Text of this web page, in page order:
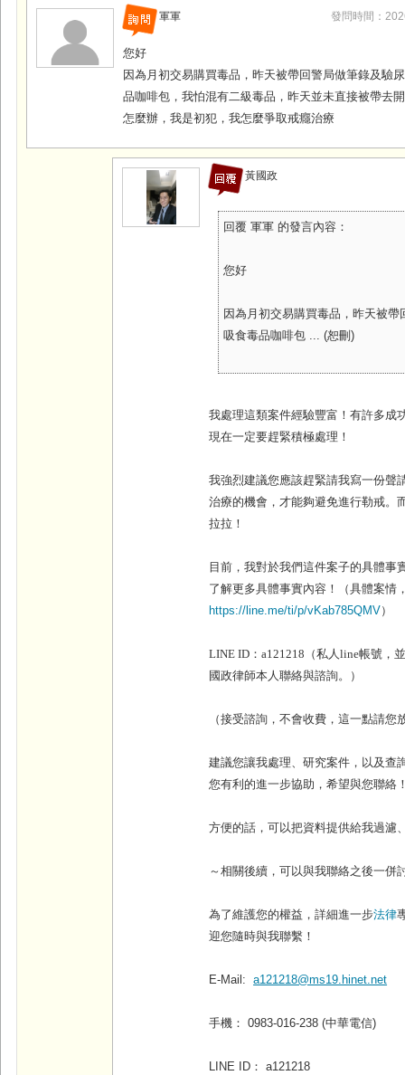
軍軍 發問時間：
您好
因為月初交易購買毒品，昨天被帶回警局做筆錄及驗
品咖啡包，我怕混有二級毒品，昨天並未直接被帶去
怎麼辦，我是初犯，我怎麼爭取戒癮治療
黃國政
回覆 軍軍 的發言內容：
您好
因為月初交易購買毒品，昨天被
吸食毒品咖啡包 ... (恕刪)
我處理這類案件經驗豐富！有許多成
現在一定要趕緊積極處理！
我強烈建議您應該趕緊請我寫一份聲
治療的機會，才能夠避免進行勒戒。
拉拉！
目前，我對於我們這件案子的具體事
了解更多具體事實內容！
（具體案情
https://line.me/ti/p/vKab785QMV ）
LINE ID ：a121218 （私人line帳號，
國政律師本人聯絡與諮詢。）
（接受諮詢，不會收費，這一點請您
建議您讓我處理、研究案件，以及查
您有利的進一步協助，希望與您聯絡
方便的話，可以把資料提供給我過濾
～相關後續，可以與我聯絡之後一併
為了維護您的權益，詳細進一步法律
迎您隨時與我聯繫！
E-Mail:a121218@ms19.hinet.net
手機： 0983-016-238 (中華電信)
LINE ID： a121218